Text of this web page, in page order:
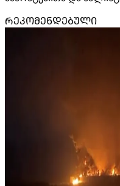
ᲠᲔᲙᲝᲛᲔᲜᲓᲔᲑᲣᲚᲘ